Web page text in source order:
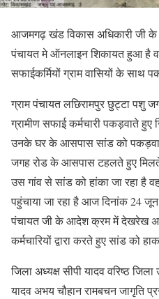
आजमगढ़ खंड विकास अधिकारी जी
पंचायत मे ऑनलाइन शिकायत हुआ है
सफाईकर्मियों ग्राम वासियों के साथ
ग्राम पंचायत लछिरामपुर छुट्टा पशु
ग्रामीण सफाई कर्मचारी पकड़वाते हुए
उनके घर के आसपास सांड को
जगह रोड के आसपास टहलते हुए मिलते
उस गांव से सांड को हांका जा रहा है
पहुंचाया जा रहा है आज दिनांक 24
पंचायत जी के आदेश क्रम में देखरेख
कर्मचारियों द्वारा करते हुए सांड को
जिला अध्यक्ष सीपी यादव वरिष्ठ
यादव अभय चौहान रामबचन जागृति